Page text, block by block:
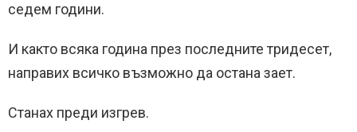
седем години.
И както всяка година през последните тридесет,
направих всичко възможно да остана зает.
Станах преди изгрев.